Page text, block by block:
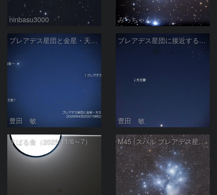
ninbasu3000 みっちゃん
プレアデス星団と金星・天王星の接近 2026/4/25
豊田 敏
プレアデス星団に接近する金星と天王星 2026/4/21
豊田 敏
すばる食（2025/11/6～7） M45 (スバル プレアデス星団）